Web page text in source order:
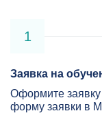
1
Заявка на
Оформите заявку
форму заявки в